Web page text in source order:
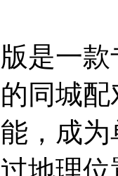
是一
同城
，成
地理